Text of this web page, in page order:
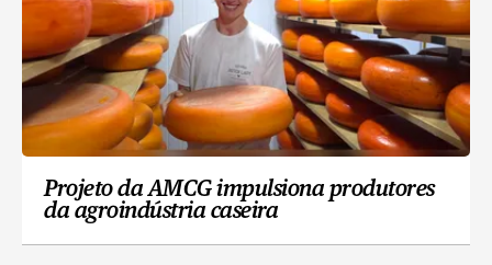
Projeto da AMCG impulsiona produtores
da agroindústria caseira